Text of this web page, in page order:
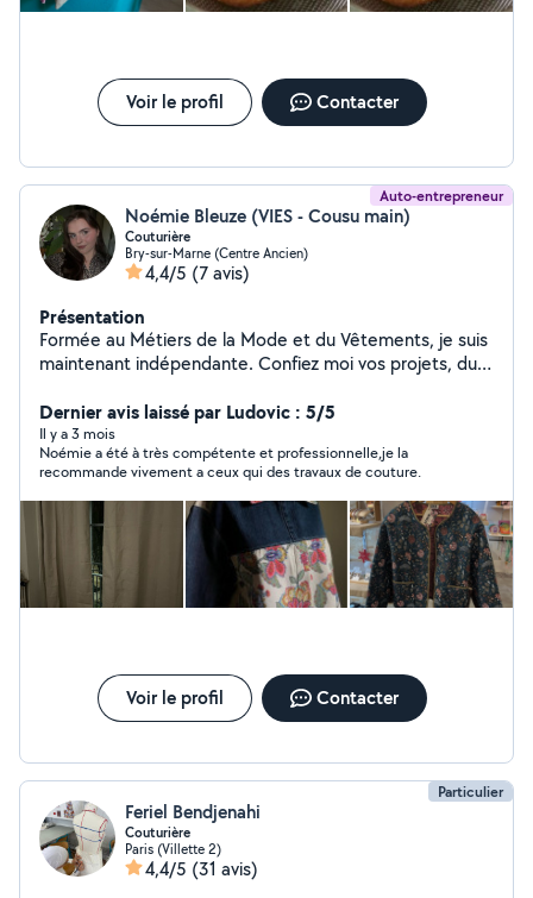
Voir le profil Contacter
Auto-entrepreneur
Noémie Bleuze (VIES - Cousu main)
Couturière
Bry-sur-Marne (Centre Ancien)
4,4/5 (7 avis)
Présentation
Formée au Métiers de la Mode et du Vêtements, je suis
maintenant indépendante. Confiez moi vos projets, du
raccourcir, ajuster), création ou transformation.
N'hésitez pas à me contacter, pour qu'on puisse en
discuter. Je me déplace sur Paris, 94 et ses alentours.
Dernier avis laissé par Ludovic : 5/5
Il y a 3 mois
Noémie a été à très compétente et professionnelle,je la
recommande vivement a ceux qui des travaux de couture.
Voir le profil Contacter
Particulier
Feriel Bendjenahi
Couturière
Paris (Villette 2)
4,4/5 (31 avis)